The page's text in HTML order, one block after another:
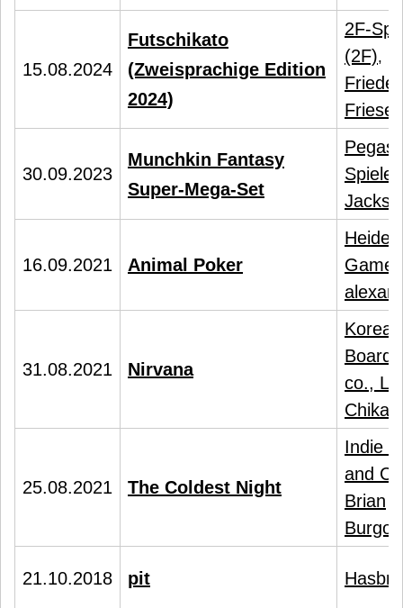
15.08.2024
Futschikato
(Zweisprachige Edition
2024)
2F-
(2F),
Friese
30.09.2023
Munchkin Fantasy
Super-Mega-Set
Spiele
16.09.2021 Animal Poker
Games
31.08.2021 Nirvana
Korea
co.,
25.08.2021 The Coldest Night
Indie
and
Brian
21.10.2018 pit Hasbro